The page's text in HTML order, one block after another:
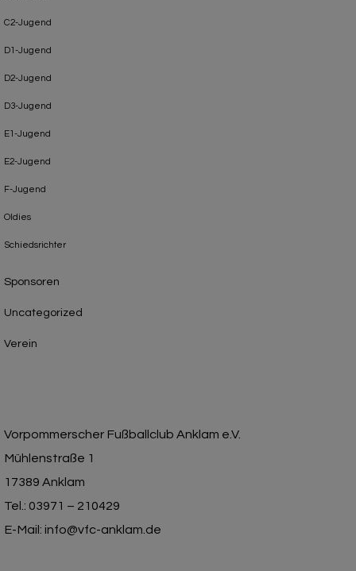
C2-Jugend
D1-Jugend
D2-Jugend
D3-Jugend
E1-Jugend
E2-Jugend
F-Jugend
Oldies
Schiedsrichter
Sponsoren
Uncategorized
Verein
Vorpommerscher Fußballclub Anklam e.V.
Mühlenstraße 1
17389 Anklam
Tel.: 03971 – 210429
E-Mail: info@vfc-anklam.de